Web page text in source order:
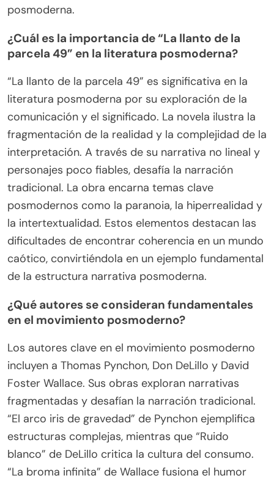
posmoderna.
¿Cuál es la importancia de “La llanto de la
parcela 49” en la literatura posmoderna?
“La llanto de la parcela 49” es significativa en la
literatura posmoderna por su exploración de la
comunicación y el significado. La novela ilustra la
fragmentación de la realidad y la complejidad de la
interpretación. A través de su narrativa no lineal y
personajes poco fiables, desafía la narración
tradicional. La obra encarna temas clave
posmodernos como la paranoia, la hiperrealidad y
la intertextualidad. Estos elementos destacan las
dificultades de encontrar coherencia en un mundo
caótico, convirtiéndola en un ejemplo fundamental
de la estructura narrativa posmoderna.
¿Qué autores se consideran fundamentales
en el movimiento posmoderno?
Los autores clave en el movimiento posmoderno
incluyen a Thomas Pynchon, Don DeLillo y David
Foster Wallace. Sus obras exploran narrativas
fragmentadas y desafían la narración tradicional.
“El arco iris de gravedad” de Pynchon ejemplifica
estructuras complejas, mientras que “Ruido
blanco” de DeLillo critica la cultura del consumo.
“La broma infinita” de Wallace fusiona el humor